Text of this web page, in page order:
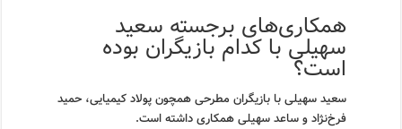
همکاری‌های برجسته سعید
سهیلی با کدام بازیگران بوده
است؟
سعید سهیلی با بازیگران مطرحی همچون پولاد کیمیایی، حمید
فرخ‌نژاد و ساعد سهیلی همکاری داشته است.